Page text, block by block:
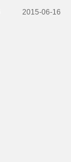
2015-06-16